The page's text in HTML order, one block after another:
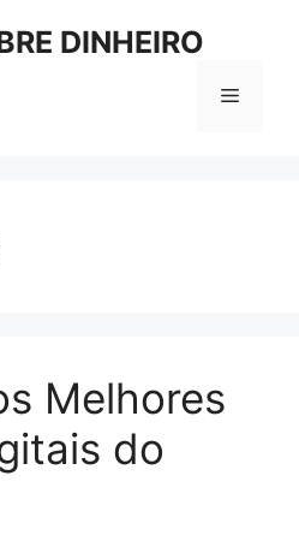
DINHEIRO
Menu
Melhores
do